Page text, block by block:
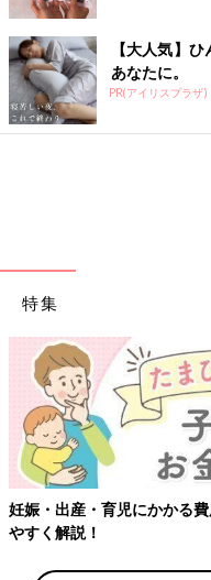
【大人気】
あなたに。
PR(アイリスプラザ)
特集
妊娠・出産・育児にかかる
やすく解説！